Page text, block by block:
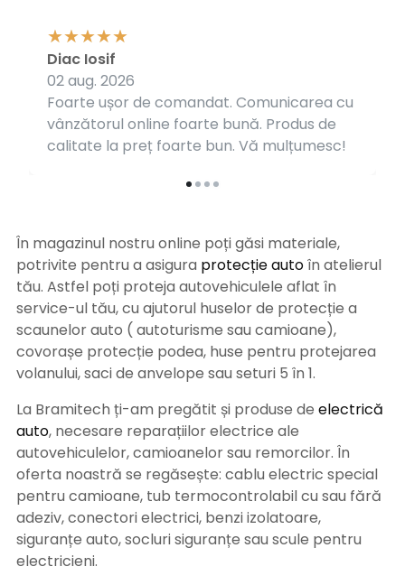
Foarte ușor de comandat. Comunicarea cu
vânzătorul online foarte bună. Produs de
calitate la preț foarte bun. Vă mulțumesc!
Diac Iosif
02 aug. 2026
În magazinul nostru online poți găsi materiale,
potrivite pentru a asigura protecție autoîn atelierul
tău. Astfel poți proteja autovehiculele aflat în
service-ul tău, cu ajutorul huselor de protecție a
scaunelor auto ( autoturisme sau camioane),
covorașe protecție podea, huse pentru protejarea
volanului, saci de anvelope sau seturi 5 în 1.
La Bramitech ți-am pregătit și produse de electrică
auto, necesare reparațiilor electrice ale
autovehiculelor, camioanelor sau remorcilor. În
oferta noastră se regăsește: cablu electric special
pentru camioane, tub termocontrolabil cu sau fără
adeziv, conectori electrici, benzi izolatoare,
siguranțe auto, socluri siguranțe sau scule pentru
electricieni.